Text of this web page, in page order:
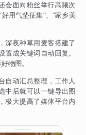
会面向粉丝举行高频次
用气垫征集”、“家乡美
深夜种草用麦客搭建了
成关键词自动回复。
物图。
自动汇总整理，工作人
中后就可以一键导出图
极大提高了媒体平台内